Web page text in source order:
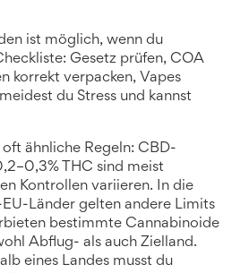
ist möglich, wenn du
Gesetz prüfen, COA
korrekt verpacken, Vapes
du Stress und kannst
ähnliche Regeln: CBD-
THC sind meist
Kontrollen variieren. In die
Länder gelten andere Limits
bestimmte Cannabinoide
Abflug- als auch Zielland.
eines Landes musst du